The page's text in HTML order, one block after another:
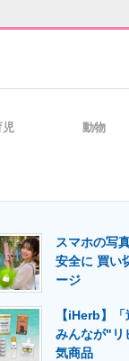
ティ マーケ
援
児 動物
スマホの写
安全に 買い
ージ
【iHerb】
みんなが"リ
気商品